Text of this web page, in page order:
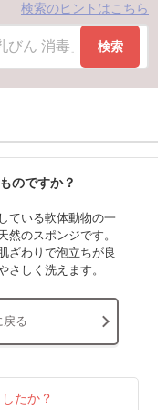
検索のヒントはこちら
検索
のですか？
ている軟体動物の一
然のスポンジです。
ざわりで泡立ちが良
さしく洗えます。
戻る
たか？